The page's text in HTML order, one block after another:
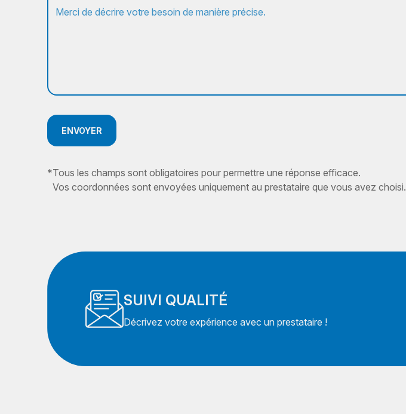
ENVOYER
*Tous les champs sont obligatoires pour permettre une réponse efficace.
Vos coordonnées sont envoyées uniquement au prestataire que vous avez choisi.
SUIVI QUALITÉ
Décrivez votre expérience avec un prestataire !